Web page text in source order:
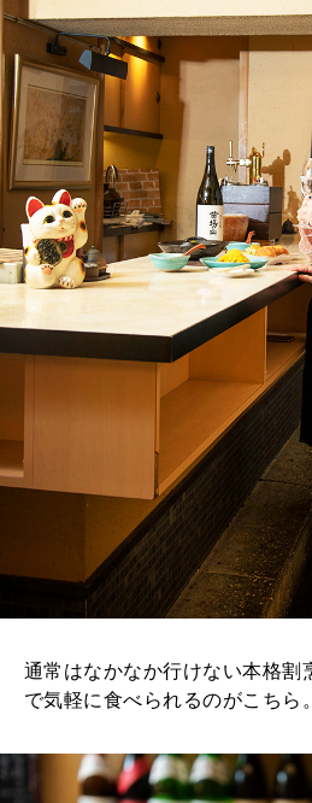
2026年3月号「スイーツ
2026年2月号「良運を掴む
2026年1月号「猫がい
2025年12月号「お酒
通常はなかなか行けない本格割
で気軽に食べられるのがこちら。